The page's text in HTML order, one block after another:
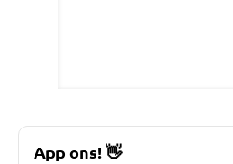
App ons!👋